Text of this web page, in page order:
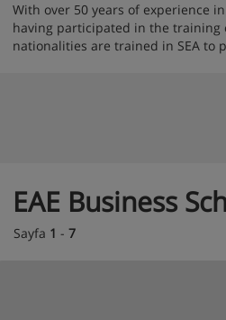
With over 50 years of experience
having participated in the training
nationalities are trained in SEA
EAE Business
Sayfa 1 - 7